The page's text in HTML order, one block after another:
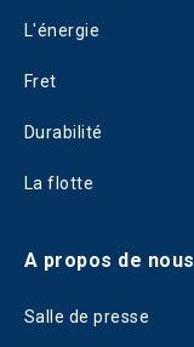
L'énergie
Fret
Durabilité
La flotte
A propos de nous
Salle de presse